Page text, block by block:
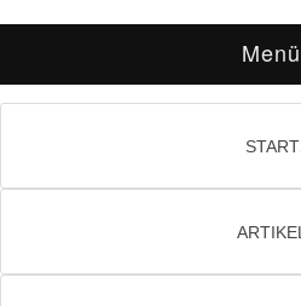
Menü